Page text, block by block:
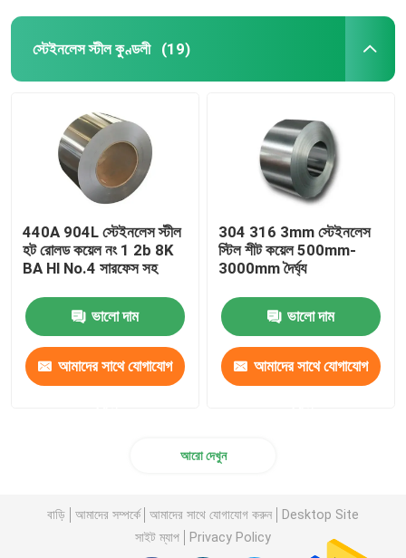
স্টেইনলেস স্টীল কুণ্ডলী (19)
440A 904L স্টেইনলেস স্টীল
হট রোলড কয়েল নং 1 2b 8K
BA Hl No.4 সারফেস সহ
ভালো দাম
আমাদের সাথে যোগাযোগ
304 316 3mm স্টেইনলেস
স্টিল শীট কয়েল 500mm-
3000mm দৈর্ঘ্য
ভালো দাম
আমাদের সাথে যোগাযোগ
আরো দেখুন
বাড়ি আমাদের সম্পর্কে আমাদের সাথে যোগাযোগ করুন
Desktop Site
সাইট ম্যাপ
Privacy Policy